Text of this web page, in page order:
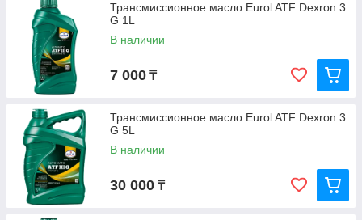
Трансмиссионное масло Eurol ATF Dexron 3
G 1L
В наличии
7 000 ₸
Трансмиссионное масло Eurol ATF Dexron 3
G 5L
В наличии
30 000 ₸